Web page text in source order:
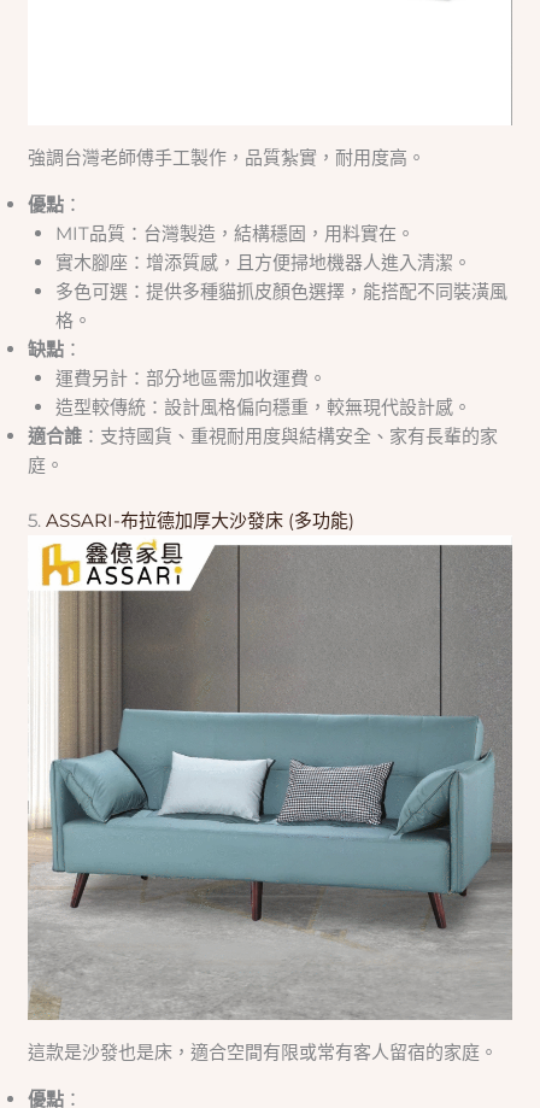
強調台灣老師傅手工製作，品質紮實，耐用度高。
優點 ：
MIT品質：台灣製造，結構穩固，用料實在。
實木腳座：增添質感，且方便掃地機器人進入清潔。
多色可選：提供多種貓抓皮顏色選擇，能搭配不同裝潢風
格。
缺點 ：
運費另計：部分地區需加收運費。
造型較傳統：設計風格偏向穩重，較無現代設計感。
適合誰 ：支持國貨、重視耐用度與結構安全、家有長輩的家
庭。
5.ASSARI-布拉德加厚大沙發床 (多功能)
這款是沙發也是床，適合空間有限或常有客人留宿的家庭。
優點 ：